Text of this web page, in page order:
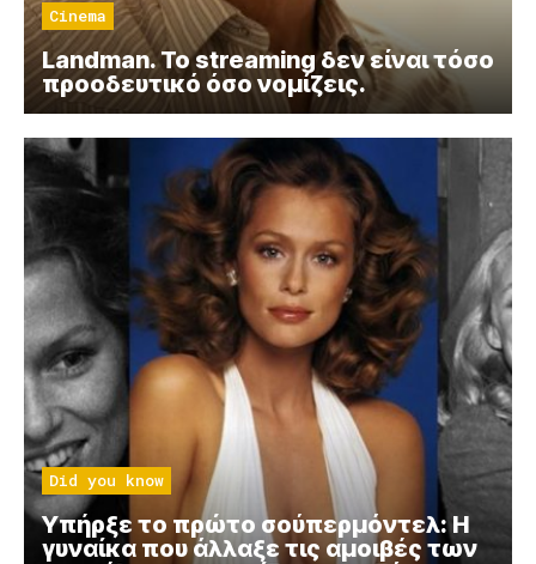
Cinema
Landman. Το streaming δεν είναι τόσο
προοδευτικό όσο νομίζεις.
Did you know
Yπήρξε το πρώτο σούπερμόντελ: Η
γυναίκα που άλλαξε τις αμοιβές των